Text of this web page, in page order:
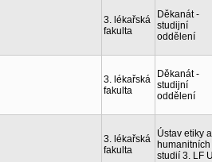
3. lékařská
fakulta
Děkanát -
studijní
oddělení
3. lékařská
fakulta
Děkanát -
studijní
oddělení
3. lékařská
fakulta
Ústav etiky a
humanitních
studií 3. LF